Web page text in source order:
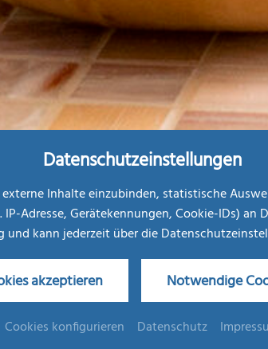
Datenschutzeinstellungen
Inhalte einzubinden, statistische
Adresse, Gerätekennungen, Cookie-IDs)
kann jederzeit über die
akzeptieren Notwendige
Cookies konfigurieren Datenschutz
Fit & Wellness